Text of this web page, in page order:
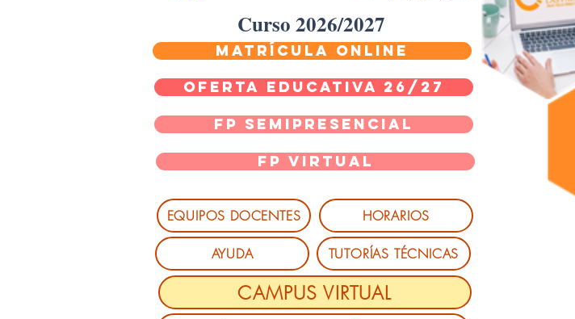
Curso 2026/2027
MATRÍCULA ONLINE
OFERTA EDUCATIVA 26/27
FP SEMIPRESENCIAL
FP Virtual
EQUIPOS DOCENTES
AYUDA
HORARIOS
TUTORÍAS TÉCNICAS
CAMPUS VIRTUAL